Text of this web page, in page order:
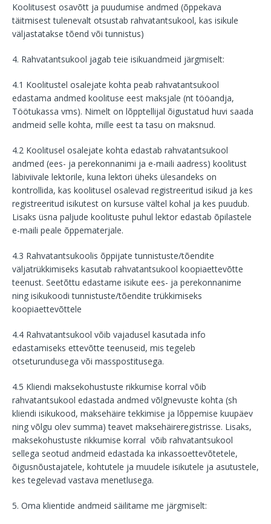
Koolitusest osavõtt ja puudumise andmed (õppekava
täitmisest tulenevalt otsustab rahvatantsukool, kas isikule
väljastatakse tõend või tunnistus)
4. Rahvatantsukool jagab teie isikuandmeid järgmiselt:
4.1 Koolitustel osalejate kohta peab rahvatantsukool
edastama andmed koolituse eest maksjale (nt tööandja,
Töötukassa vms). Nimelt on lõpptellijal õigustatud huvi saada
andmeid selle kohta, mille eest ta tasu on maksnud.
4.2 Koolitusel osalejate kohta edastab rahvatantsukool
andmed (ees- ja perekonnanimi ja e-maili aadress) koolitust
läbiviivale lektorile, kuna lektori üheks ülesandeks on
kontrollida, kas koolitusel osalevad registreeritud isikud ja kes
registreeritud isikutest on kursuse vältel kohal ja kes puudub.
Lisaks üsna paljude koolituste puhul lektor edastab õpilastele
e-maili peale õppematerjale.
4.3 Rahvatantsukoolis õppijate tunnistuste/tõendite
väljatrükkimiseks kasutab rahvatantsukool koopiaettevõtte
teenust. Seetõttu edastame isikute ees- ja perekonnanime
ning isikukoodi tunnistuste/tõendite trükkimiseks
koopiaettevõttele
4.4 Rahvatantsukool võib vajadusel kasutada info
edastamiseks ettevõtte teenuseid, mis tegeleb
otseturundusega või masspostitusega.
4.5 Kliendi maksekohustuste rikkumise korral võib
rahvatantsukool edastada andmed võlgnevuste kohta (sh
kliendi isikukood, maksehäire tekkimise ja lõppemise kuupäev
ning võlgu olev summa) teavet maksehäireregistrisse. Lisaks,
maksekohustuste rikkumise korral võib rahvatantsukool
sellega seotud andmeid edastada ka inkassoettevõtetele,
õigusnõustajatele, kohtutele ja muudele isikutele ja asutustele,
kes tegelevad vastava menetlusega.
5. Oma klientide andmeid säilitame me järgmiselt: